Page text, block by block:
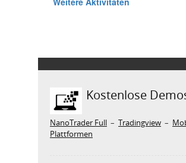
Kostenlose
NanoTrader Full – Tradingview –
Plattformen